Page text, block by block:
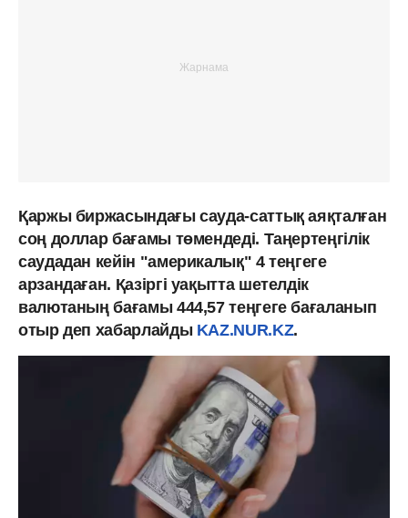
Қаржы биржасындағы сауда-саттық аяқталған
соң доллар бағамы төмендеді. Таңертеңгілік
саудадан кейін "америкалық" 4 теңгеге
арзандаған. Қазіргі уақытта шетелдік
валютаның бағамы 444,57 теңгеге бағаланып
отыр деп хабарлайды KAZ.NUR.KZ.